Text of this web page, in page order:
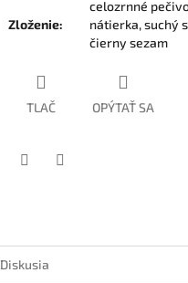
Zloženie:
celozrnné
nátierka, suchý
čierny sezam
TLAČ OPÝTAŤ SA
Diskusia